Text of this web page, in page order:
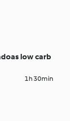
low carb
1h 30min